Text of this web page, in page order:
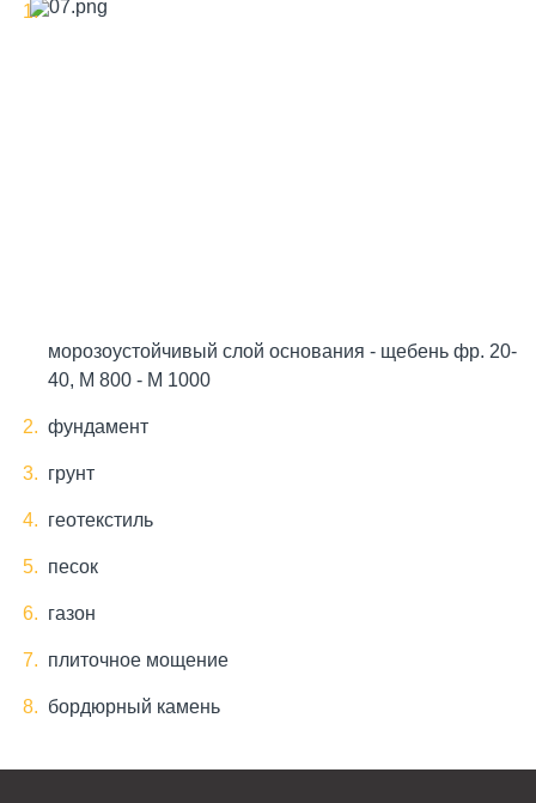
морозоустойчивый слой основания - щебень фр. 20-
40, М 800 - М 1000
фундамент
грунт
геотекстиль
песок
газон
плиточное мощение
бордюрный камень